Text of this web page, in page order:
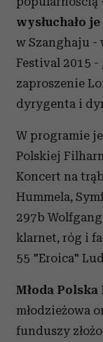
wysłuchało
w Szanghaju -
Festival 2015 -
zaproszenie
dyrygenta i
W programie
Polskiej
Koncert na
Hummela,
297b
klarnet, róg i
55 "Eroica"
Młoda
młodzieżowa
funduszy